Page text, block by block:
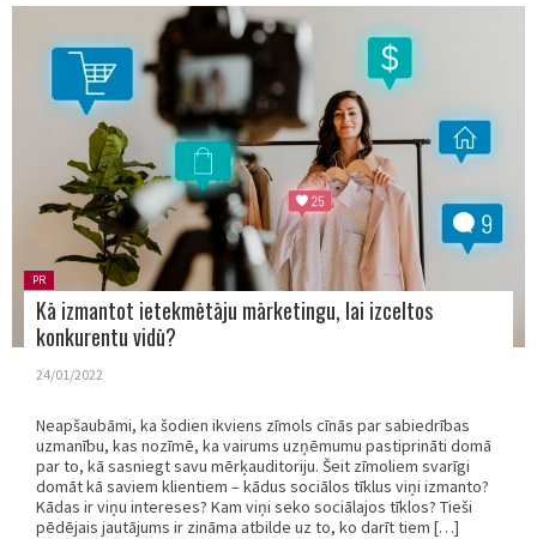
Posted
in:
PR
Kā izmantot ietekmētāju mārketingu, lai izceltos
konkurentu vidū?
24/01/2022
Neapšaubāmi, ka šodien ikviens zīmols cīnās par sabiedrības
uzmanību, kas nozīmē, ka vairums uzņēmumu pastiprināti domā
par to, kā sasniegt savu mērķauditoriju. Šeit zīmoliem svarīgi
domāt kā saviem klientiem – kādus sociālos tīklus viņi izmanto?
Kādas ir viņu intereses? Kam viņi seko sociālajos tīklos? Tieši
pēdējais jautājums ir zināma atbilde uz to, ko darīt tiem […]